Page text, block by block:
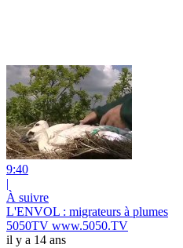
9:40
|
À suivre
L'ENVOL : migrateurs à plumes
5050TV www.5050.TV
il y a 14 ans